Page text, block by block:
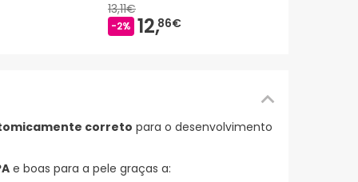
13,11€
-2% 12,86€
correto para o desenvolvimento
e boas para a pele graças a: